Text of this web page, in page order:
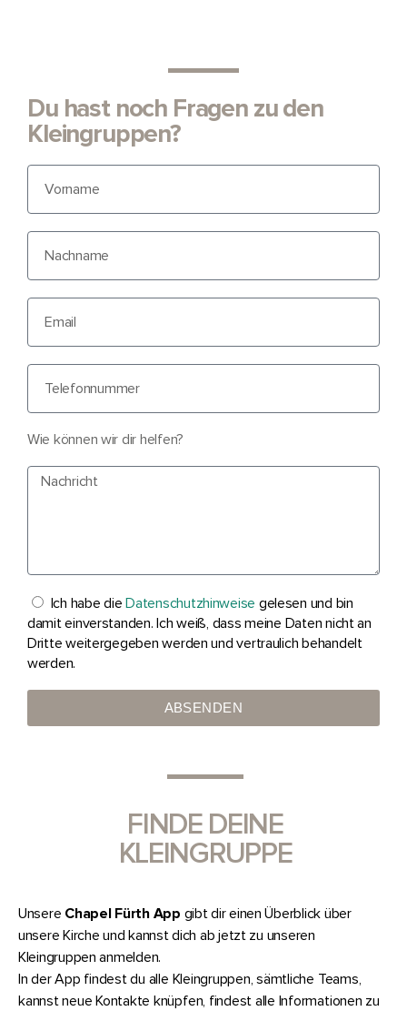
Du hast noch Fragen zu den
Kleingruppen?
Wie können wir dir helfen?
Ich habe dieDatenschutzhinweise gelesen und bin
damit einverstanden. Ich weiß, dass meine Daten nicht an
Dritte weitergegeben werden und vertraulich behandelt
werden.
ABSENDEN
FINDE DEINE
KLEINGRUPPE
Unsere Chapel Fürth App gibt dir einen Überblick über
unsere Kirche und kannst dich ab jetzt zu unseren
Kleingruppen anmelden.
In der App findest du alle Kleingruppen, sämtliche Teams,
kannst neue Kontakte knüpfen, findest alle Informationen zu